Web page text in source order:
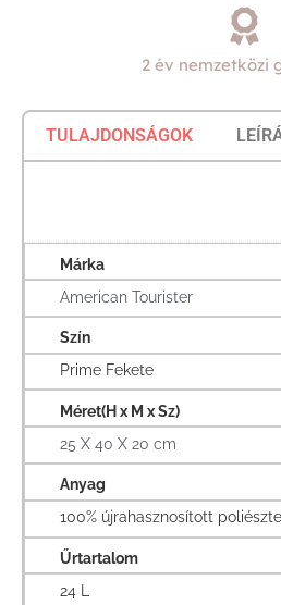
2 év nemzetközi
TULAJDONSÁGOK
Márka
American Tourister
Szín
Prime Fekete
Méret(H x M x Sz)
25 X 40 X 20 cm
Anyag
100% újrahasznosított
Űrtartalom
24 L